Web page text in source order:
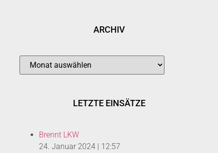
ARCHIV
LETZTE EINSÄTZE
Brennt LKW
24. Januar 2024 | 12:57